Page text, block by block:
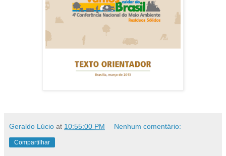
Geraldo Lúcio at 10:55:00 PM Nenhum comentário:
Compartilhar